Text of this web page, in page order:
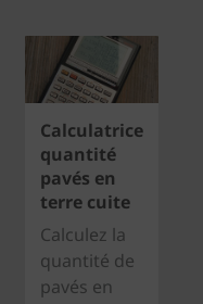
Calculatrice
quantité
pavés en
terre cuite
Calculez la
quantité de
pavés en